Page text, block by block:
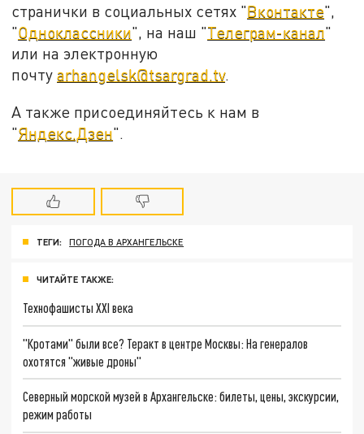
странички в социальных сетях "Вконтакте",
"Одноклассники", на наш "Телеграм-канал"
или на электронную
почтуarhangelsk@tsargrad.tv.
А также присоединяйтесь к нам в
"Яндекс.Дзен".
ТЕГИ: ПОГОДА В АРХАНГЕЛЬСКЕ
ЧИТАЙТЕ ТАКЖЕ:
Технофашисты XXI века
"Кротами" были все? Теракт в центре Москвы: На генералов
охотятся "живые дроны"
Северный морской музей в Архангельске: билеты, цены, экскурсии,
режим работы